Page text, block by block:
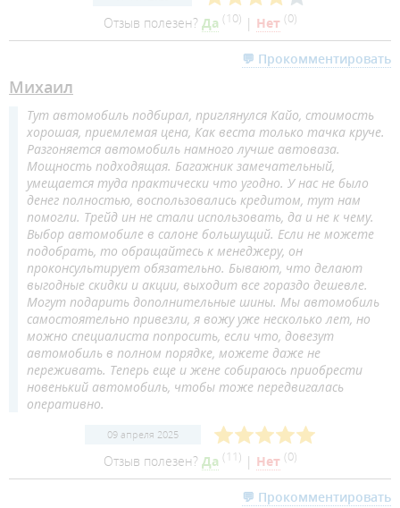
Отзыв полезен? Да (10) | Нет (0)
💬 Прокомментировать
Михаил
Тут автомобиль подбирал, приглянулся Кайо, стоимость
хорошая, приемлемая цена, Как веста только тачка круче.
Разгоняется автомобиль намного лучше автоваза.
Мощность подходящая. Багажник замечательный,
умещается туда практически что угодно. У нас не было
денег полностью, воспользовались кредитом, тут нам
помогли. Трейд ин не стали использовать, да и не к чему.
Выбор автомобиле в салоне большущий. Если не можете
подобрать, то обращайтесь к менеджеру, он
проконсультирует обязательно. Бывают, что делают
выгодные скидки и акции, выходит все гораздо дешевле.
Могут подарить дополнительные шины. Мы автомобиль
самостоятельно привезли, я вожу уже несколько лет, но
можно специалиста попросить, если что, довезут
автомобиль в полном порядке, можете даже не
переживать. Теперь еще и жене собираюсь приобрести
новенький автомобиль, чтобы тоже передвигалась
оперативно.
09 апреля 2025
Отзыв полезен? Да (11 ) | Нет (0)
💬 Прокомментировать